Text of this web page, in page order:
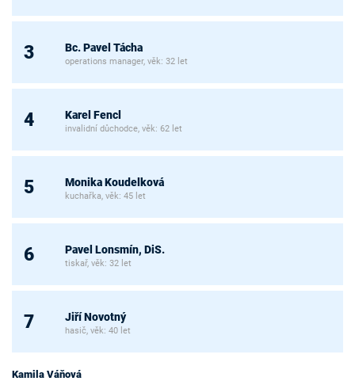
3 Bc. Pavel Tácha
operations manager, věk: 32 let
4 Karel Fencl
invalidní důchodce, věk: 62 let
5 Monika Koudelková
kuchařka, věk: 45 let
6 Pavel Lonsmín, DiS.
tiskař, věk: 32 let
7 Jiří Novotný
hasič, věk: 40 let
Kamila Váňová